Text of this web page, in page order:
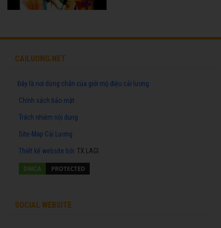
CAILUONG.NET
Đây là nơi dừng chân của giới mộ điệu cải lương
Chính sách bảo mật
Trách nhiệm nội dung
Site-Map Cải Lương
Thiết kế website bởi: TX LAGI
SOCIAL WEBSITE